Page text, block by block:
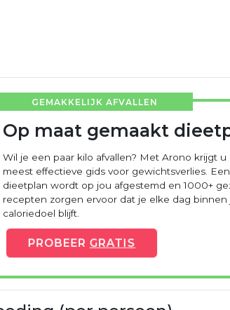
GEMAKKELIJK AFVALLEN
Op maat gemaakt
Wil je een paar kilo afvallen? Met Arono krijgt u
meest effectieve gids voor gewichtsverlies. Een
dieetplan wordt op jou afgestemd en 1000+
recepten zorgen ervoor dat je elke dag binnen
caloriedoel blijft.
PROBEER GRATIS